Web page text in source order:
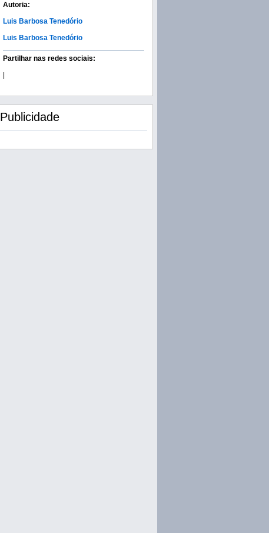
Autoria:
Luis Barbosa Tenedório
Luis Barbosa Tenedório
Partilhar nas redes sociais:
Publicidade